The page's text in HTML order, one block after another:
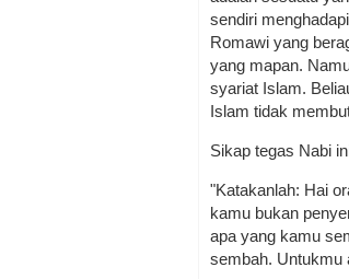
sendiri
Romawi yang
yang mapan.
syariat Islam.
Islam tidak
Sikap tegas Nabi
"Katakanlah: Hai
kamu bukan
apa yang kamu
sembah. Untukmu